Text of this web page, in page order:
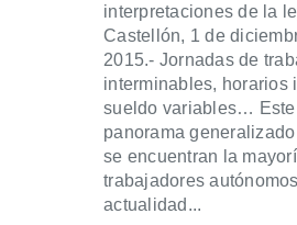
interpretaciones de la
Castellón, 1 de
2015.- Jornadas de
interminables, horarios
sueldo variables… Este
panorama
se encuentran la
trabajadores
actualidad...